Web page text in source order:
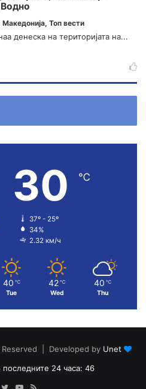
Македонија, Топ вести
денеска на територијата на...
30 ℃
37º - 25º
34%
2.32 км/ч
40 ℃
Tue
42 ℃
Wed
40 ℃
Thu
| Developed by Unet
последните 24 часа: 46
TwitterYouTube
RSS